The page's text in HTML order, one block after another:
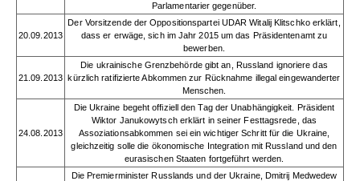
Parlamentarier gegenüber.
20.09.2013
Der Vorsitzende der Oppositionspartei UDAR Witalij Klitschko erklärt,
dass er erwäge, sich im Jahr 2015 um das Präsidentenamt zu
bewerben.
21.09.2013
Die ukrainische Grenzbehörde gibt an, Russland ignoriere das
kürzlich ratifizierte Abkommen zur Rücknahme illegal eingewanderter
Menschen.
24.08.2013
Die Ukraine begeht offiziell den Tag der Unabhängigkeit. Präsident
Wiktor Janukowytsch erklärt in seiner Festtagsrede, das
Assoziationsabkommen sei ein wichtiger Schritt für die Ukraine,
gleichzeitig solle die ökonomische Integration mit Russland und den
eurasischen Staaten fortgeführt werden.
Die Premierminister Russlands und der Ukraine, Dmitrij Medwedew